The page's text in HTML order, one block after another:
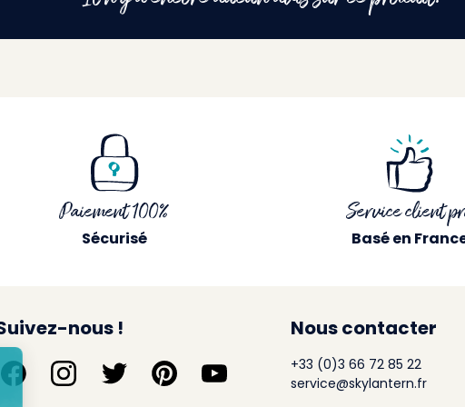
Paiement 100%
Sécurisé
Service client
Basé en
Suivez-nous ! Nous contacter